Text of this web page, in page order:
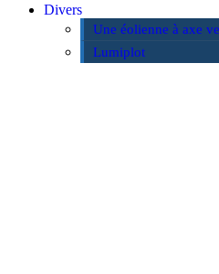
Divers
Une éolienne à axe
Lumiplot